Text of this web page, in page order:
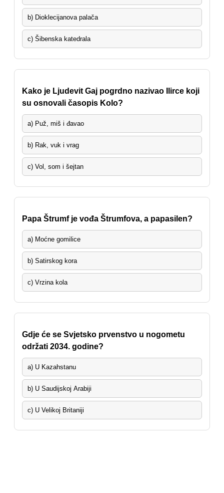
b) Dioklecijanova palača
c) Šibenska katedrala
Kako je Ljudevit Gaj pogrdno nazivao Ilirce koji
su osnovali časopis Kolo?
a) Puž, miš i đavao
b) Rak, vuk i vrag
c) Vol, som i šejtan
Papa Štrumf je vođa Štrumfova, a papasilen?
a) Moćne gomilice
b) Satirskog kora
c) Vrzina kola
Gdje će se Svjetsko prvenstvo u nogometu
održati 2034. godine?
a) U Kazahstanu
b) U Saudijskoj Arabiji
c) U Velikoj Britaniji